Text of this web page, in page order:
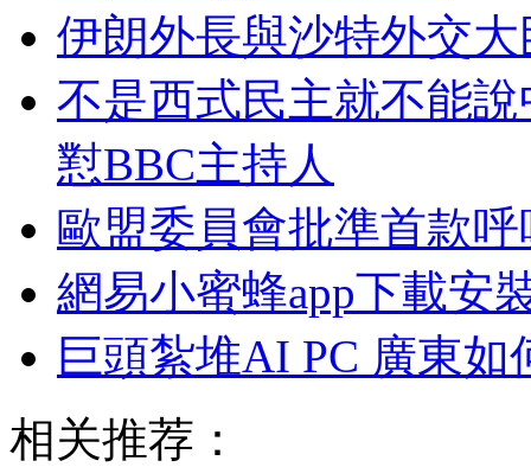
伊朗外長與沙特外交
不是西式民主就不能
懟BBC主持人
歐盟委員會批準首款
網易小蜜蜂app下載安
巨頭紮堆AI PC 廣東如
相关推荐：